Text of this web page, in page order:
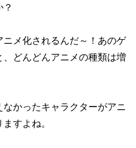
メ化されるんだ～！あのゲ
どんどんアニメの種類は増
かったキャラクターがアニ
すよね。